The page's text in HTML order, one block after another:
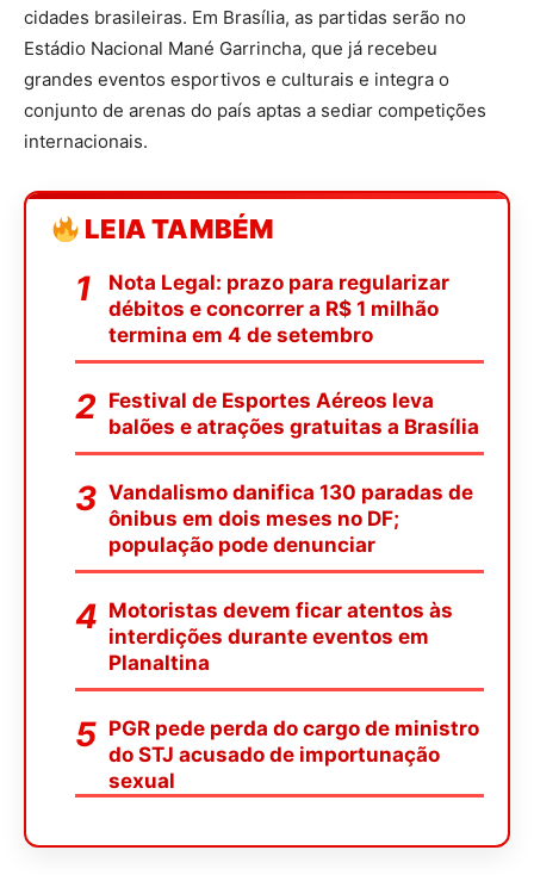
cidades brasileiras. Em Brasília, as partidas serão no
Estádio Nacional Mané Garrincha, que já recebeu
grandes eventos esportivos e culturais e integra o
conjunto de arenas do país aptas a sediar competições
internacionais.
LEIA TAMBÉM
Nota Legal: prazo para regularizar
débitos e concorrer a R$ 1 milhão
termina em 4 de setembro
Festival de Esportes Aéreos leva
balões e atrações gratuitas a Brasília
Vandalismo danifica 130 paradas de
ônibus em dois meses no DF;
população pode denunciar
Motoristas devem ficar atentos às
interdições durante eventos em
Planaltina
PGR pede perda do cargo de ministro
do STJ acusado de importunação
sexual